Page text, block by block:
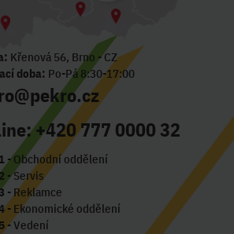
Křenová 56, Brno - CZ
doba: Po-Pá 8:30-17:00
+420 777 0000 32
- Obchodní oddělení
- Servis
- Reklamce
- Ekonomické oddělení
- Vedení